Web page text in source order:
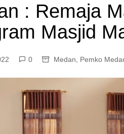
: Remaja
Masjid
0 Medan Pemko